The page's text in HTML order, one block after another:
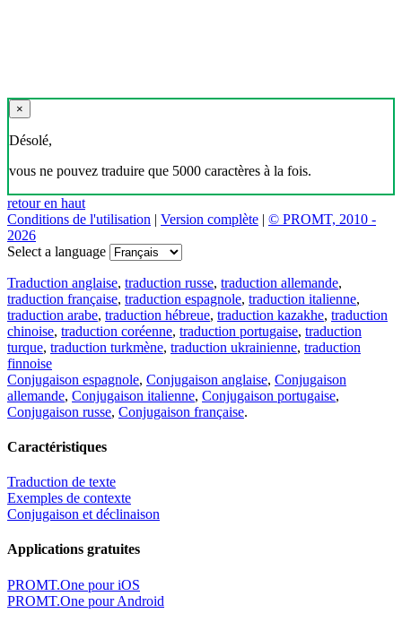
×
Désolé,
vous ne pouvez traduire que 5000 caractères à la fois.
retour en haut
Conditions de l'utilisation | Version complète | © PROMT, 2010 -
2026
Select a language
Traduction anglaise, traduction russe, traduction allemande,
traduction française, traduction espagnole, traduction italienne,
traduction arabe, traduction hébreue, traduction kazakhe, traduction
chinoise, traduction coréenne, traduction portugaise, traduction
turque, traduction turkmène, traduction ukrainienne, traduction
finnoise
Conjugaison espagnole, Conjugaison anglaise, Conjugaison
allemande, Conjugaison italienne, Conjugaison portugaise,
Conjugaison russe, Conjugaison française.
Caractéristiques
Traduction de texte
Exemples de contexte
Conjugaison et déclinaison
Applications gratuites
PROMT.One pour iOS
PROMT.One pour Android